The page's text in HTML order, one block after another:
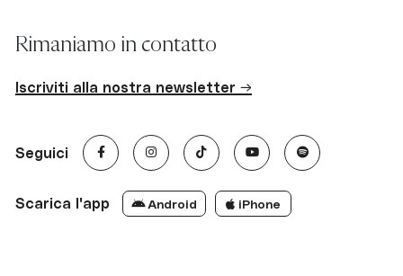
Rimaniamo in contatto
Iscriviti alla nostra newsletter →
Seguici
Scarica l'app Android iPhone